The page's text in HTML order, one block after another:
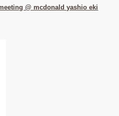
@ mcdonald yashio eki